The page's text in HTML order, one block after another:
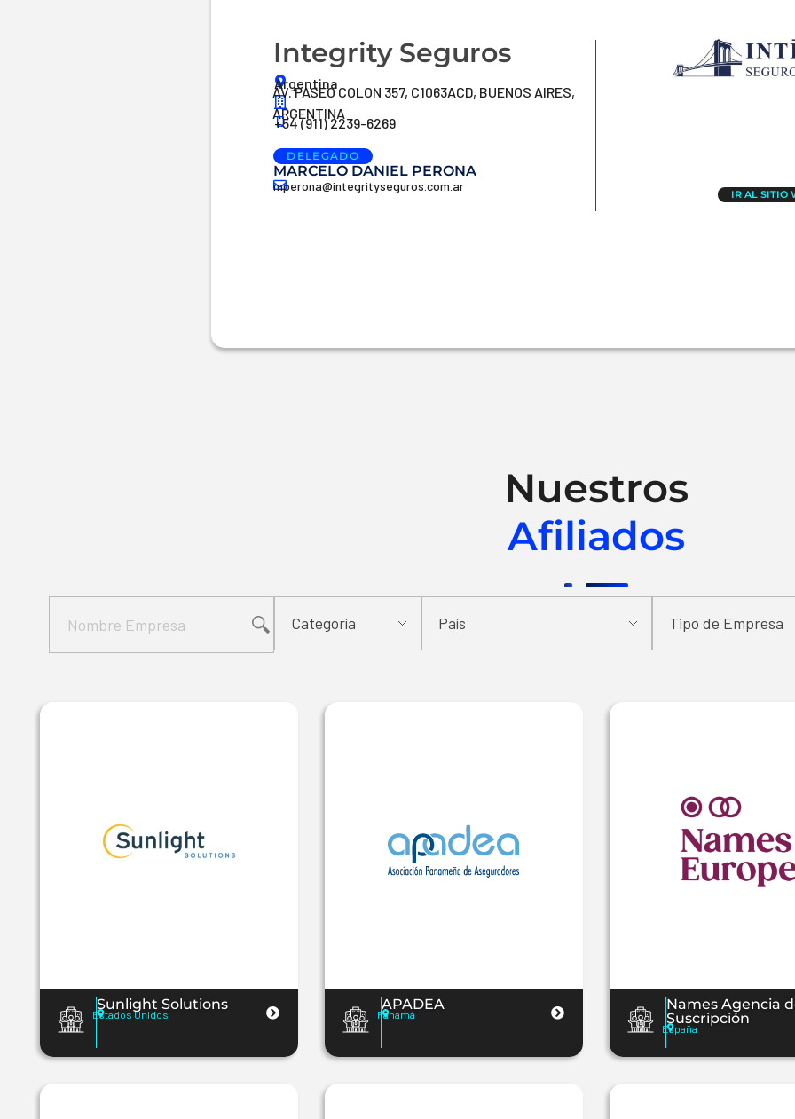
Integrity Seguros
Argentina
AV. PASEO COLON 357, C1063ACD, BUENOS AIRES,
ARGENTINA
+54 (911) 2239-6269
DELEGADO
MARCELO DANIEL PERONA
mperona@integrityseguros.com.ar
IR AL SITIO
Nuestros
Afiliados
Sunlight Solutions
Estados Unidos
APADEA
Panamá
Names Agencia
Suscripción
España